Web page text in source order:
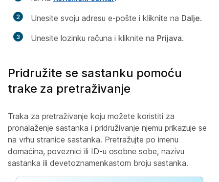
2 Unesite svoju adresu e-pošte i kliknite na Dalje.
3 Unesite lozinku računa i kliknite na Prijava.
Pridružite se sastanku pomoću
trake za pretraživanje
Traka za pretraživanje koju možete koristiti za
pronalaženje sastanka i pridruživanje njemu prikazuje se
na vrhu stranice sastanka. Pretražujte po imenu
domaćina, poveznici ili ID-u osobne sobe, nazivu
sastanka ili devetoznamenkastom broju sastanka.